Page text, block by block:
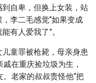
自卑，但换上女装，站
李二毛感觉“如果变成
有人爱我了”。
童罪被枪毙，母亲身患
在重庆捡垃圾为生，
老家的叔叔责怪他“把